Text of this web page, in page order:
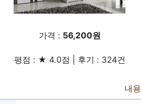
가격 : 56,200원
평점 : ★ 4.0점 | 후기 : 324건
내용